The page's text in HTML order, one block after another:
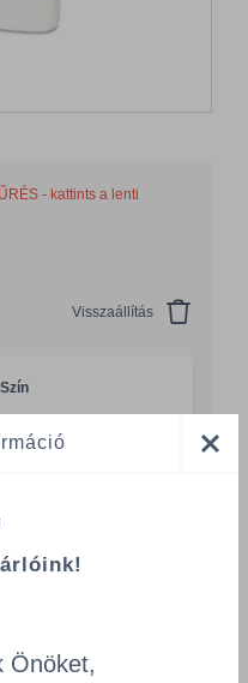
- kattints a lenti
Visszaállítás
Szín
566000
csökkentése
Önöket,